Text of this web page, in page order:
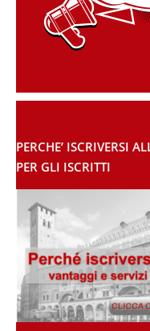
PERCHE’ ISCRIVERSI
PER GLI ISCRITTI